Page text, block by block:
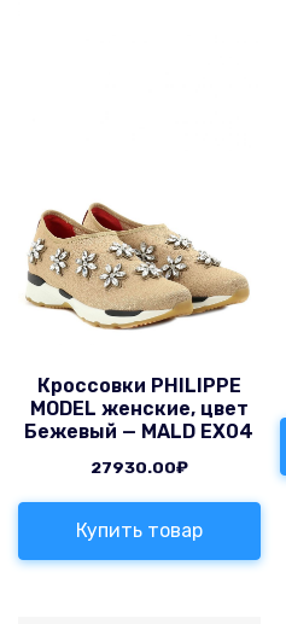
Кроссовки PHILIPPE
MODEL женские, цвет
Бежевый — MALD EX04
27930.00₽
Купить товар